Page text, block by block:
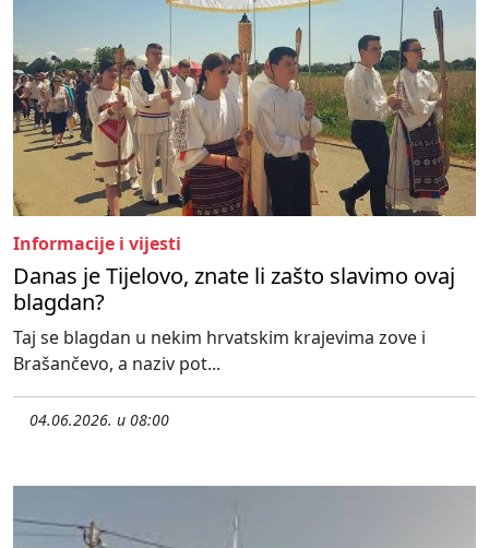
Informacije i vijesti
Danas je Tijelovo, znate li zašto slavimo ovaj
blagdan?
Taj se blagdan u nekim hrvatskim krajevima zove i
Brašančevo, a naziv pot...
04.06.2026. u 08:00